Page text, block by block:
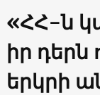
«ՀՀ-ն
իր դերն
երկրի